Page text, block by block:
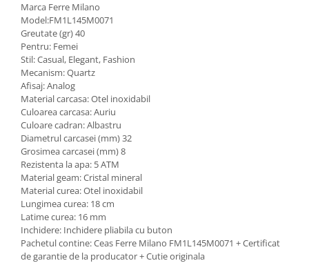
Marca Ferre Milano
Model:FM1L145M0071
Greutate (gr) 40
Pentru: Femei
Stil: Casual, Elegant, Fashion
Mecanism: Quartz
Afisaj: Analog
Material carcasa: Otel inoxidabil
Culoarea carcasa: Auriu
Culoare cadran: Albastru
Diametrul carcasei (mm) 32
Grosimea carcasei (mm) 8
Rezistenta la apa: 5 ATM
Material geam: Cristal mineral
Material curea: Otel inoxidabil
Lungimea curea: 18 cm
Latime curea: 16 mm
Inchidere: Inchidere pliabila cu buton
Pachetul contine: Ceas Ferre Milano FM1L145M0071 + Certificat
de garantie de la producator + Cutie originala